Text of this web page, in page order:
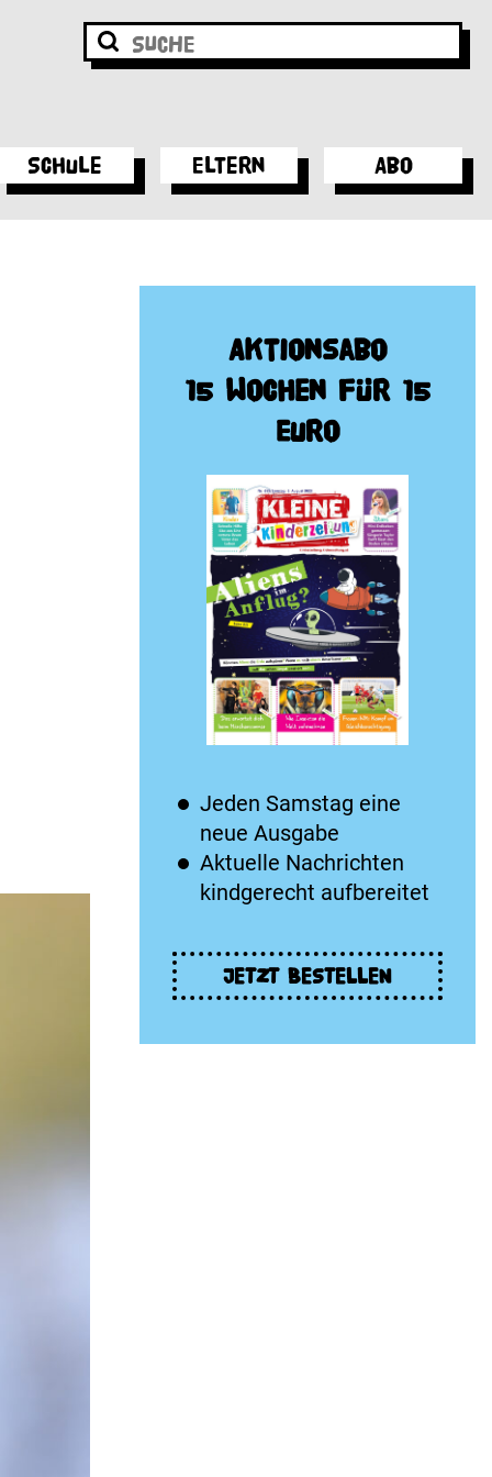
Schule Eltern Abo
Aktionsabo
15 Wochen für 15
Euro
Jeden Samstag eine
neue Ausgabe
Aktuelle Nachrichten
kindgerecht aufbereitet
JETZT BESTELLEN